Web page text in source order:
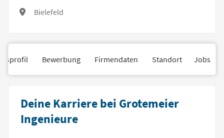
Bielefeld
Bewerbung Firmendaten Standort Jobs
Deine Karriere bei Grotemeier
Ingenieure